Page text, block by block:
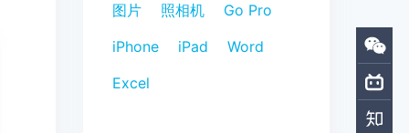
图片
照相机
Go Pro
iPhone
iPad
Word
Excel